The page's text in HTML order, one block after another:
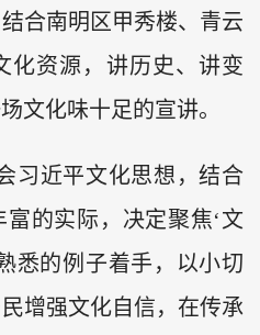
合南明区甲秀楼、青云
化资源，讲历史、讲变
文化味十足的宣讲。
习近平文化思想，结合
的实际，决定聚焦‘文
悉的例子着手，以小切
增强文化自信，在传承